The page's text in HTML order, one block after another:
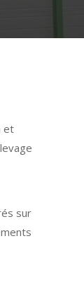
et
sur